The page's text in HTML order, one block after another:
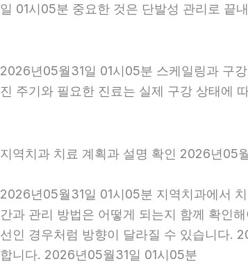
일 01시05분 중요한 것은 단발성 관리로 끝
2026년05월31일 01시05분 스케일링과 구
진 주기와 필요한 진료는 실제 구강 상태에
지역치과 치료 계획과 설명 확인 2026년05
2026년05월31일 01시05분 지역치과에서
간과 관리 방법은 어떻게 되는지 함께 확인
선인 경우처럼 방향이 달라질 수 있습니다.
합니다. 2026년05월31일 01시05분